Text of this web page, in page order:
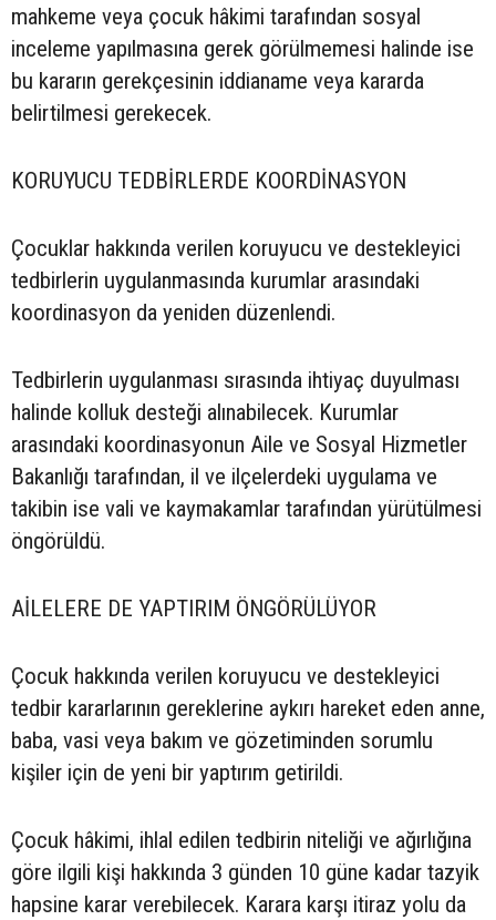
mahkeme veya çocuk hâkimi tarafından sosyal
inceleme yapılmasına gerek görülmemesi halinde ise
bu kararın gerekçesinin iddianame veya kararda
belirtilmesi gerekecek.
KORUYUCU TEDBİRLERDE KOORDİNASYON
Çocuklar hakkında verilen koruyucu ve destekleyici
tedbirlerin uygulanmasında kurumlar arasındaki
koordinasyon da yeniden düzenlendi.
Tedbirlerin uygulanması sırasında ihtiyaç duyulması
halinde kolluk desteği alınabilecek. Kurumlar
arasındaki koordinasyonun Aile ve Sosyal Hizmetler
Bakanlığı tarafından, il ve ilçelerdeki uygulama ve
takibin ise vali ve kaymakamlar tarafından yürütülmesi
öngörüldü.
AİLELERE DE YAPTIRIM ÖNGÖRÜLÜYOR
Çocuk hakkında verilen koruyucu ve destekleyici
tedbir kararlarının gereklerine aykırı hareket eden anne,
baba, vasi veya bakım ve gözetiminden sorumlu
kişiler için de yeni bir yaptırım getirildi.
Çocuk hâkimi, ihlal edilen tedbirin niteliği ve ağırlığına
göre ilgili kişi hakkında 3 günden 10 güne kadar tazyik
hapsine karar verebilecek. Karara karşı itiraz yolu da